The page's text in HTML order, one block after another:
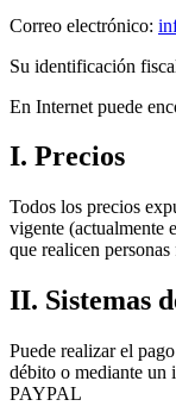
Correo electrónico:
Su identificación
En Internet puede
I. Precios
Todos los precios
vigente (actualmente
que realicen
II. Sistemas
Puede realizar el
débito o mediante un
PAYPAL